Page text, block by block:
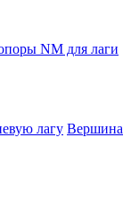
NM для лаги
Вершина